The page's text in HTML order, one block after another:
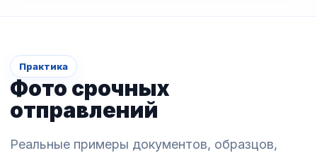
Практика
Фото срочных
отправлений
Реальные примеры документов, образцов,